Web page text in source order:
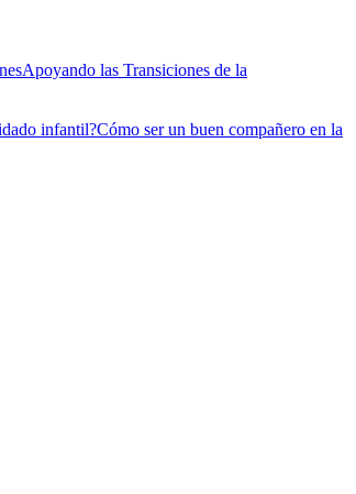
Apoyando las Transiciones de la
infantil?Cómo ser un buen compañero en la